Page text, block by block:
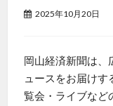
2025年10月20日
岡山経済新聞は、
ュースをお届け
覧会・ライブなど